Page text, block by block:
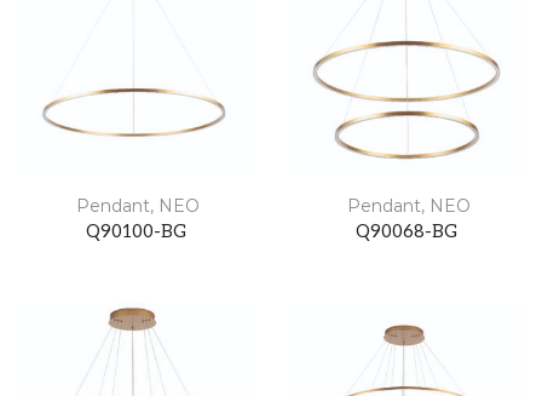
Pendant, NEO
Q90100-BG
Pendant, NEO
Q90068-BG